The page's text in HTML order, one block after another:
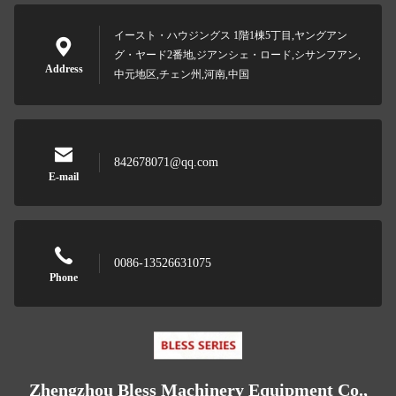
Address
イースト・ハウジングス 1階1棟5丁目,ヤングアン
グ・ヤード2番地,ジアンシェ・ロード,シサンフアン,
中元地区,チェン州,河南,中国
E-mail
842678071@qq.com
Phone
0086-13526631075
Zhengzhou Bless Machinery Equipment Co.,